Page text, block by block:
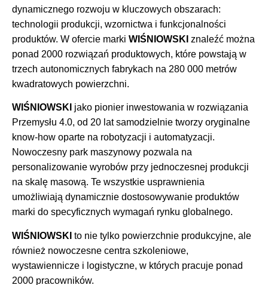
dynamicznego rozwoju w kluczowych obszarach:
technologii produkcji, wzornictwa i funkcjonalności
produktów. W ofercie marki WIŚNIOWSKI znaleźć można
ponad 2000 rozwiązań produktowych, które powstają w
trzech autonomicznych fabrykach na 280 000 metrów
kwadratowych powierzchni.
WIŚNIOWSKI jako pionier inwestowania w rozwiązania
Przemysłu 4.0, od 20 lat samodzielnie tworzy oryginalne
know-how oparte na robotyzacji i automatyzacji.
Nowoczesny park maszynowy pozwala na
personalizowanie wyrobów przy jednoczesnej produkcji
na skalę masową. Te wszystkie usprawnienia
umożliwiają dynamicznie dostosowywanie produktów
marki do specyficznych wymagań rynku globalnego.
WIŚNIOWSKI to nie tylko powierzchnie produkcyjne, ale
również nowoczesne centra szkoleniowe,
wystawiennicze i logistyczne, w których pracuje ponad
2000 pracowników.